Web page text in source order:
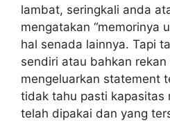
lambat, seringkali anda
mengatakan “memorinya
hal senada lainnya. Tapi
sendiri atau bahkan rekan
mengeluarkan statement
tidak tahu pasti kapasitas
telah dipakai dan yang